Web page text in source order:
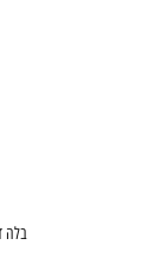
בלה